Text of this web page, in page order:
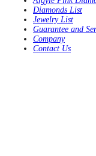
Diamonds List
Jewelry List
Guarantee and
Company
Contact Us